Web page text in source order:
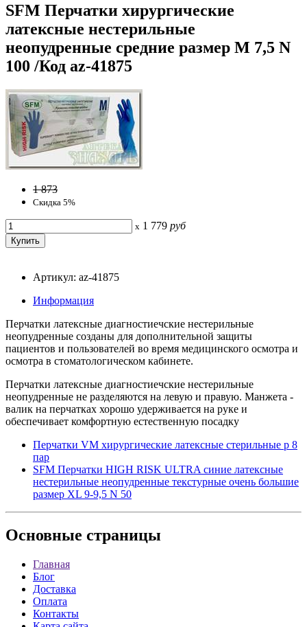
SFM Перчатки хирургические
латексные нестерильные
неопудренные средние размер M 7,5 N
100 /Код az-41875
1 873
Скидка 5%
x 1 779 руб
Артикул: az-41875
Информация
Перчатки латексные диагностиечские нестерильные
неопудренные созданы для дополнительной защиты
пациентов и пользователей во время медицинского осмотра и
осмотра в стоматологическом кабинете.
Перчатки латексные диагностиечские нестерильные
неопудренные не разделяются на левую и правую. Манжета -
валик на перчатках хорошо удерживается на руке и
обеспечивает комфортную естественную посадку
Перчатки VM хирургические латексные стерильные р 8
пар
SFM Перчатки HIGH RISK ULTRA синие латексные
нестерильные неопудренные текстурные очень большие
размер XL 9-9,5 N 50
Основные страницы
Главная
Блог
Доставка
Оплата
Контакты